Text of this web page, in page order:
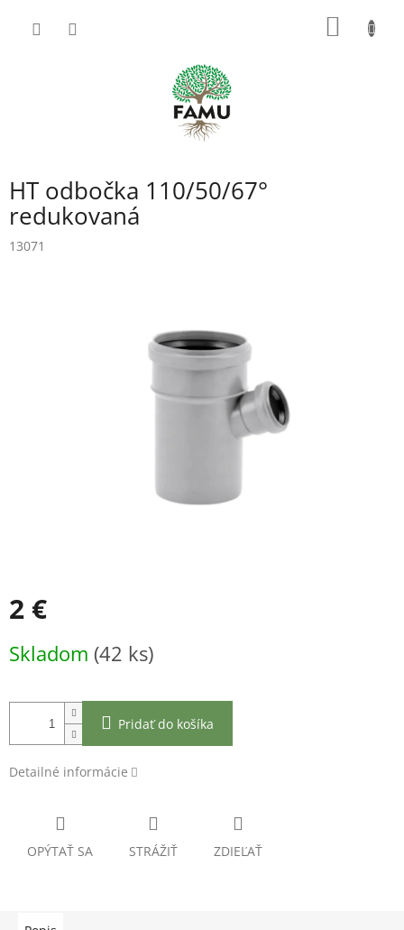
HT odbočka 110/50/67°
redukovaná
13071
2 €
cena:
Skladom (42 ks)
Pridať do košíka
Detailné informácie
OPÝTAŤ SA STRÁŽIŤ ZDIEĽAŤ